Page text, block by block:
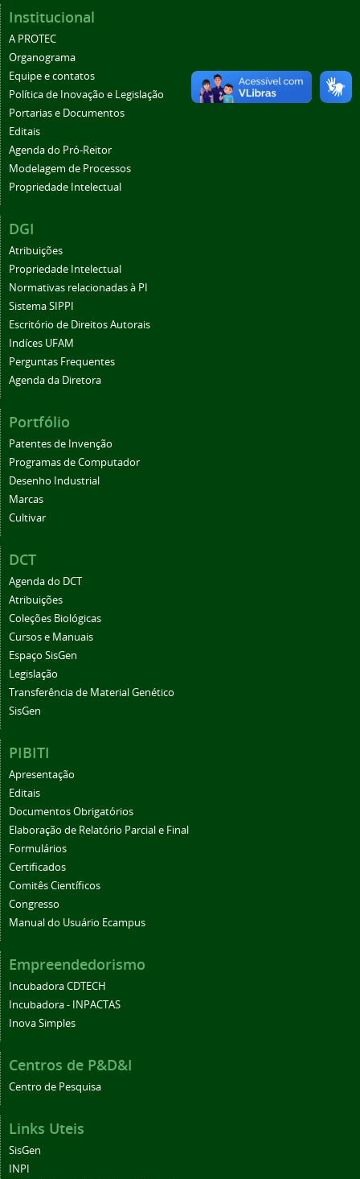
Institucional
A PROTEC
Organograma
Equipe e contatos
Política de Inovação e Legislação
Portarias e Documentos
Editais
Agenda do Pró-Reitor
Modelagem de Processos
Propriedade Intelectual
DGI
Atribuições
Propriedade Intelectual
Normativas relacionadas à PI
Sistema SIPPI
Escritório de Direitos Autorais
Indíces UFAM
Perguntas Frequentes
Agenda da Diretora
Portfólio
Patentes de Invenção
Programas de Computador
Desenho Industrial
Marcas
Cultivar
DCT
Agenda do DCT
Atribuições
Coleções Biológicas
Cursos e Manuais
Espaço SisGen
Legislação
Transferência de Material Genético
SisGen
PIBITI
Apresentação
Editais
Documentos Obrigatórios
Elaboração de Relatório Parcial e Final
Formulários
Certificados
Comitês Científicos
Congresso
Manual do Usuário Ecampus
Empreendedorismo
Incubadora CDTECH
Incubadora - INPACTAS
Inova Simples
Centros de P&D&I
Centro de Pesquisa
Links Uteis
SisGen
INPI